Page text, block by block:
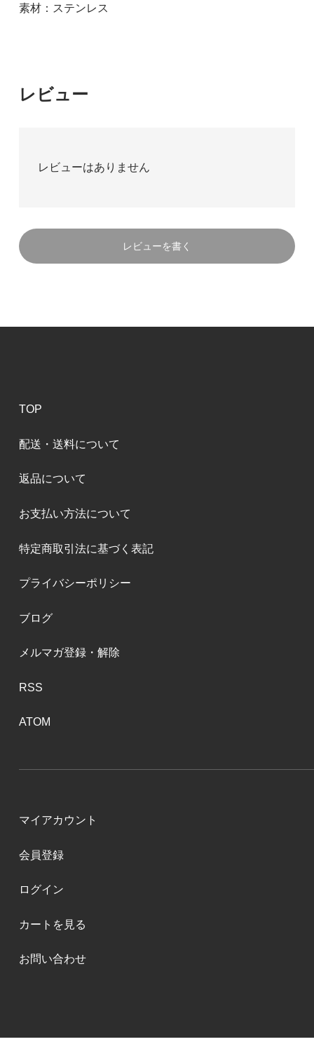
素材：ステンレス
レビュー
レビューはありません
レビューを書く
TOP
配送・送料について
返品について
お支払い方法について
特定商取引法に基づく表記
プライバシーポリシー
ブログ
メルマガ登録・解除
RSS
ATOM
マイアカウント
会員登録
ログイン
カートを見る
お問い合わせ